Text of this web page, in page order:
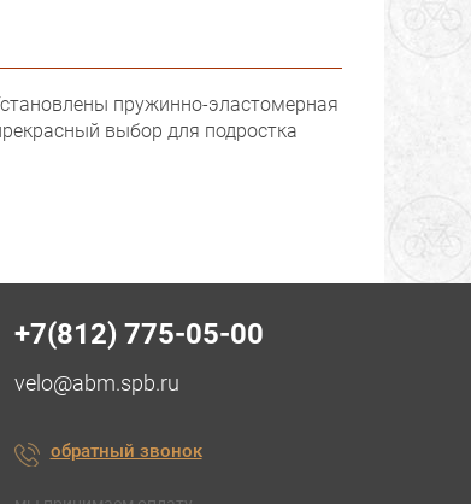
пружинно-эластомерная
выбор для подростка
+7(812) 775-05-00
velo@abm.spb.ru
обратный звонок